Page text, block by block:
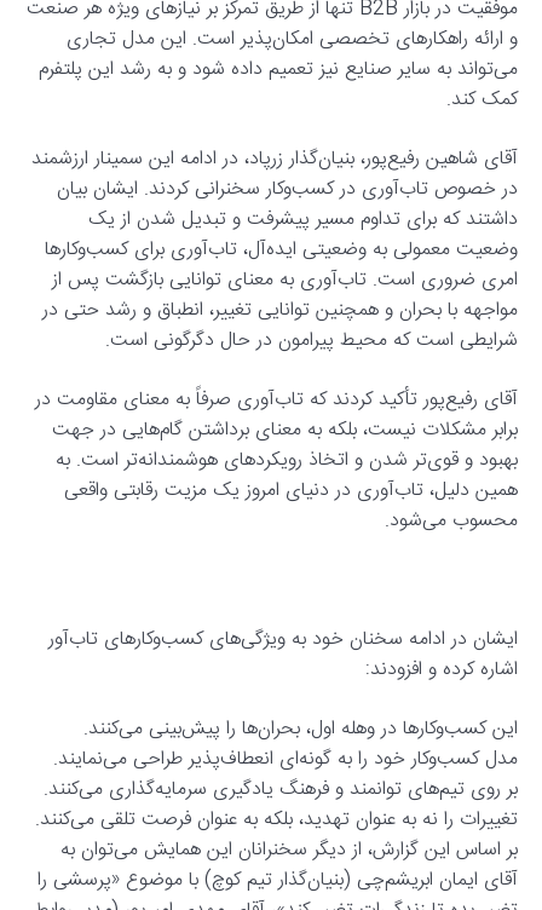
موفقیت در بازار B2B تنها از طریق تمرکز بر نیازهای ویژه هر صنعت
و ارائه راهکارهای تخصصی امکان‌پذیر است. این مدل تجاری
می‌تواند به سایر صنایع نیز تعمیم داده شود و به رشد این پلتفرم
کمک کند.
آقای شاهین رفیع‌پور، بنیان‌گذار زرپاد، در ادامه این سمینار ارزشمند
در خصوص تاب‌آوری در کسب‌وکار سخنرانی کردند. ایشان بیان
داشتند که برای تداوم مسیر پیشرفت و تبدیل شدن از یک
وضعیت معمولی به وضعیتی ایده‌آل، تاب‌آوری برای کسب‌وکارها
امری ضروری است. تاب‌آوری به معنای توانایی بازگشت پس از
مواجهه با بحران و همچنین توانایی تغییر، انطباق و رشد حتی در
شرایطی است که محیط پیرامون در حال دگرگونی است.
آقای رفیع‌پور تأکید کردند که تاب‌آوری صرفاً به معنای مقاومت در
برابر مشکلات نیست، بلکه به معنای برداشتن گام‌هایی در جهت
بهبود و قوی‌تر شدن و اتخاذ رویکردهای هوشمندانه‌تر است. به
همین دلیل، تاب‌آوری در دنیای امروز یک مزیت رقابتی واقعی
محسوب می‌شود.
ایشان در ادامه سخنان خود به ویژگی‌های کسب‌وکارهای تاب‌آور
اشاره کرده و افزودند:
این کسب‌وکارها در وهله اول، بحران‌ها را پیش‌بینی می‌کنند.
مدل کسب‌وکار خود را به گونه‌ای انعطاف‌پذیر طراحی می‌نمایند.
بر روی تیم‌های توانمند و فرهنگ یادگیری سرمایه‌گذاری می‌کنند.
تغییرات را نه به عنوان تهدید، بلکه به عنوان فرصت تلقی می‌کنند.
بر اساس این گزارش، از دیگر سخنرانان این همایش می‌توان به
آقای ایمان ابریشم‌چی (بنیان‌گذار تیم کوچ) با موضوع «پرسشی را